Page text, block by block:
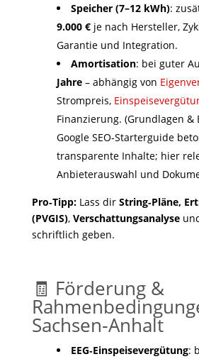
Speicher (7–12 kWh):
9.000 €je nach Hersteller,
Garantie und Integration.
Amortisation: bei guter
Jahre– abhängig von
Strompreis,
Finanzierung. (Grundlagen &
Google SEO‑Starterguide
transparente Inhalte; hier
Anbieterauswahl und
Pro‑Tipp:Lass dir String‑Pläne,
(PVGIS), Verschattungsanalyse
schriftlich geben.
🧾 Förderung &
Sachsen‑Anhalt
EEG‑Einspeisevergütung: